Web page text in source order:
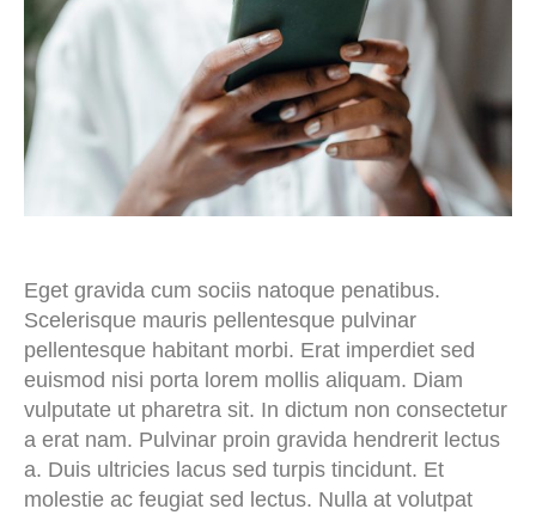
Eget gravida cum sociis natoque penatibus.
Scelerisque mauris pellentesque pulvinar
pellentesque habitant morbi. Erat imperdiet sed
euismod nisi porta lorem mollis aliquam. Diam
vulputate ut pharetra sit. In dictum non consectetur
a erat nam. Pulvinar proin gravida hendrerit lectus
a. Duis ultricies lacus sed turpis tincidunt. Et
molestie ac feugiat sed lectus. Nulla at volutpat